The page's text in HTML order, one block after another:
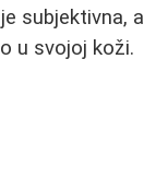
subjektivna, a
u svojoj koži.